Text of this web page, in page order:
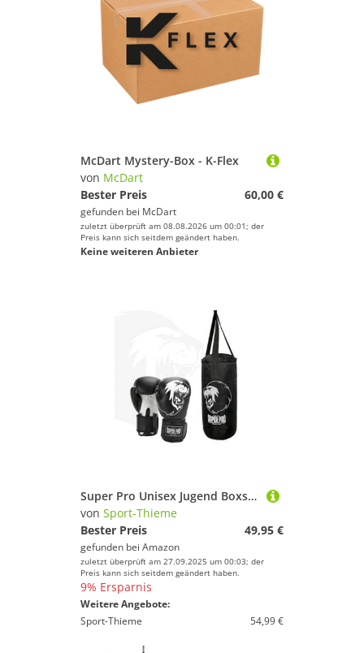
McDart Mystery-Box - K-Flex
von McDart
Bester Preis
60,00 €
gefunden bei McDart
zuletzt überprüft am 08.08.2026 um 00:01; der
Preis kann sich seitdem geändert haben.
Keine weiteren Anbieter
Super Pro Unisex Jugend Boxsack-Set Junior Boxset Kinder, Schwarz, Einheitsgröße
von Sport-Thieme
Bester Preis
49,95 €
gefunden bei Amazon
zuletzt überprüft am 27.09.2025 um 00:03; der
Preis kann sich seitdem geändert haben.
9% Ersparnis
Weitere Angebote:
Sport-Thieme
54,99 €